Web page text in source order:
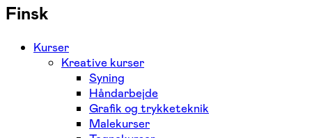
Finsk
Kurser
Kreative kurser
Syning
Håndarbejde
Grafik og trykketeknik
Malekurser